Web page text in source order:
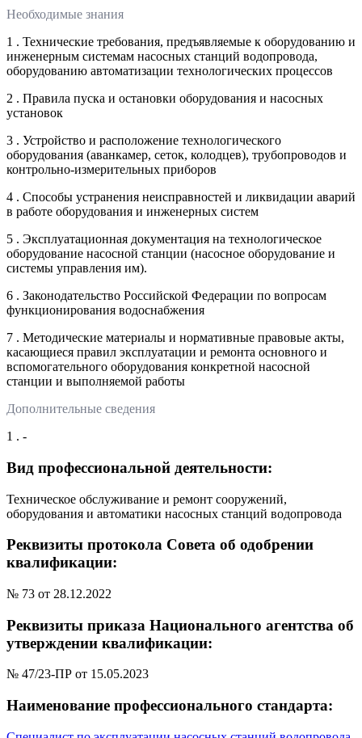
Необходимые знания
1 . Технические требования, предъявляемые к оборудованию и
инженерным системам насосных станций водопровода,
оборудованию автоматизации технологических процессов
2 . Правила пуска и остановки оборудования и насосных
установок
3 . Устройство и расположение технологического
оборудования (аванкамер, сеток, колодцев), трубопроводов и
контрольно-измерительных приборов
4 . Способы устранения неисправностей и ликвидации аварий
в работе оборудования и инженерных систем
5 . Эксплуатационная документация на технологическое
оборудование насосной станции (насосное оборудование и
системы управления им).
6 . Законодательство Российской Федерации по вопросам
функционирования водоснабжения
7 . Методические материалы и нормативные правовые акты,
касающиеся правил эксплуатации и ремонта основного и
вспомогательного оборудования конкретной насосной
станции и выполняемой работы
Дополнительные сведения
1 . -
Вид профессиональной деятельности:
Техническое обслуживание и ремонт сооружений,
оборудования и автоматики насосных станций водопровода
Реквизиты протокола Совета об одобрении
квалификации:
№ 73 от 28.12.2022
Реквизиты приказа Национального агентства об
утверждении квалификации:
№ 47/23-ПР от 15.05.2023
Наименование профессионального стандарта: